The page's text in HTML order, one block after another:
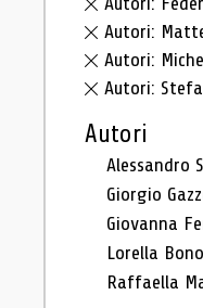
Autori:
Autori:
Autori:
Autori
Alessandro
Giorgio
Giovanna
Lorella Bono
Raffaella